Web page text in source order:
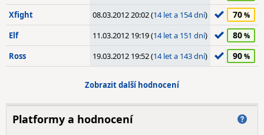
Xfight 08.03.2012 20:02 (14 let a 154 dní) 70
Elf 11.03.2012 19:19 (14 let a 151 dní) 80
Ross 19.03.2012 19:52 (14 let a 143 dní) 90
Zobrazit další hodnocení
Platformy a hodnocení